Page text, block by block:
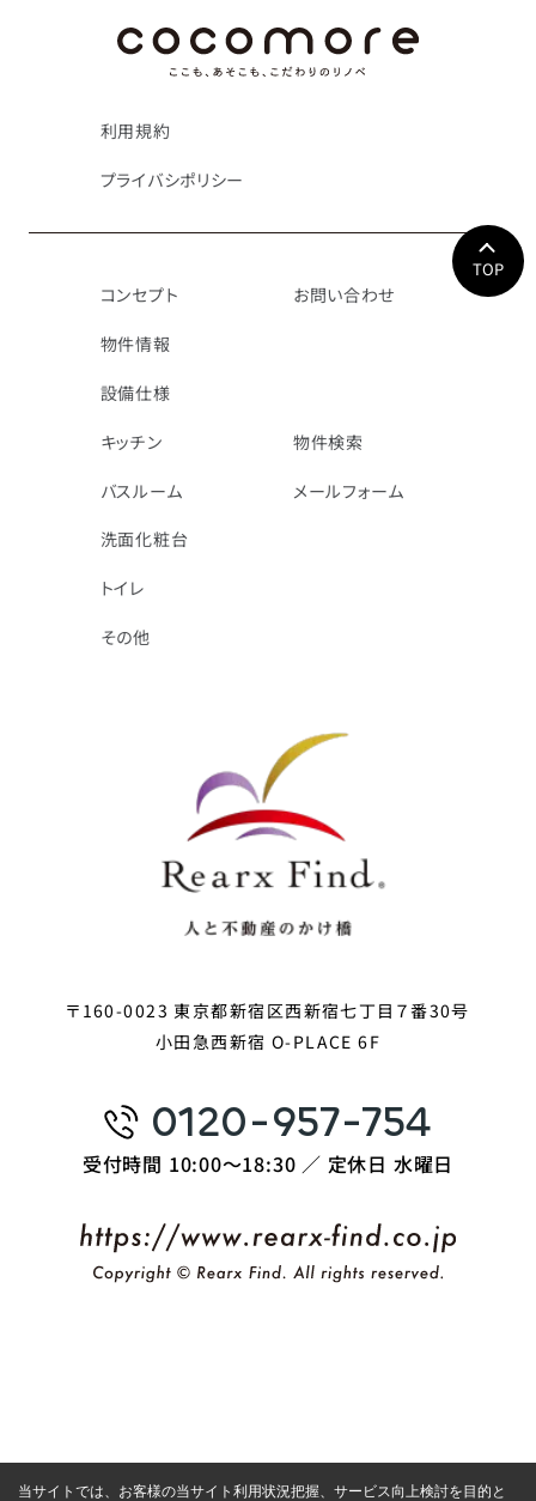
TOP
利用規約
プライバシポリシー
コンセプト
物件情報
設備仕様
お問い合わせ
キッチン
バスルーム
洗面化粧台
トイレ
その他
物件検索
メールフォーム
〒160-0023 東京都新宿区西新宿七丁目７番30号
小田急西新宿 O-PLACE 6F
0120-957-754
受付時間 10:00〜18:30 ／ 定休日 水曜日
当サイトでは、お客様の当サイト利用状況把握、サービス向上検討を目的と